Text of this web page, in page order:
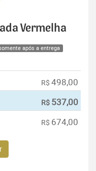
Vermelha
após a entrega
R$ 498,00
R$ 537,00
R$ 674,00